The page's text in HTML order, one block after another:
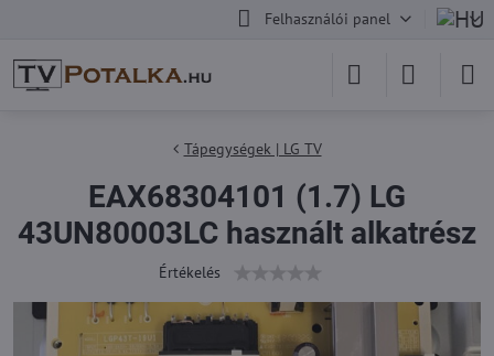
Felhasználói panel
Tápegységek | LG TV
EAX68304101 (1.7) LG
43UN80003LC használt alkatrész
Értékelés